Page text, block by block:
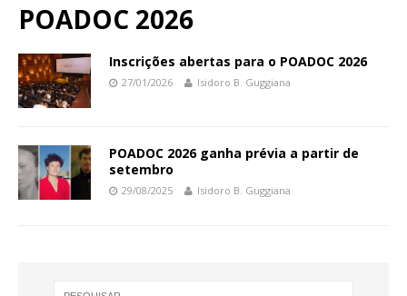
POADOC 2026
Inscrições abertas para o POADOC 2026
27/01/2026 Isidoro B. Guggiana
POADOC 2026 ganha prévia a partir de
setembro
29/08/2025 Isidoro B. Guggiana